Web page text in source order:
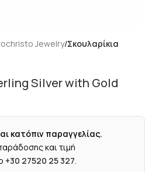
Jewelry Σκουλαρίκια
Silver with Gold
κατόπιν παραγγελίας.
και τιμή
+30 27520 25 327.